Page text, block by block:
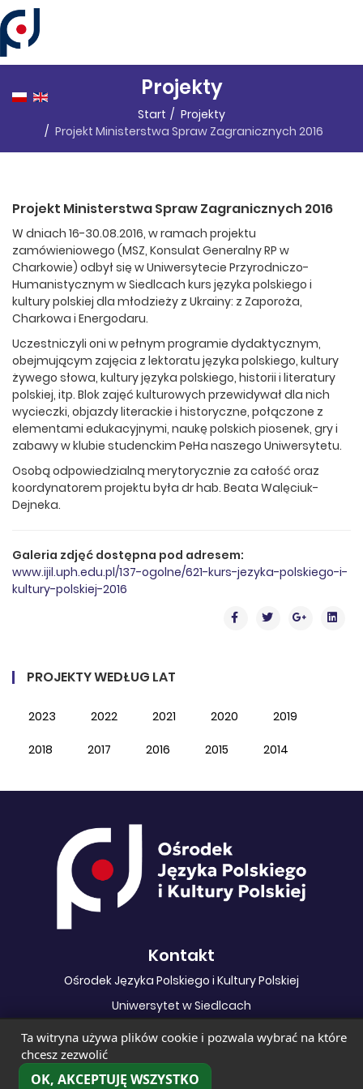
Panel zarządzania plikami cookies
Ta witryna używa plików cookie i pozwala wybrać na które
chcesz zezwolić
OK, AKCEPTUJĘ WSZYSTKO
Projekty
Start
Projekty
Projekt Ministerstwa Spraw Zagranicznych 2016
Projekt Ministerstwa Spraw Zagranicznych 2016
W dniach 16-30.08.2016, w ramach projektu
zamówieniowego (MSZ, Konsulat Generalny RP w
Charkowie) odbył się w Uniwersytecie Przyrodniczo-
Humanistycznym w Siedlcach kurs języka polskiego i
kultury polskiej dla młodzieży z Ukrainy: z Zaporoża,
Charkowa i Energodaru.
Uczestniczyli oni w pełnym programie dydaktycznym,
obejmującym zajęcia z lektoratu języka polskiego, kultury
żywego słowa, kultury języka polskiego, historii i literatury
polskiej, itp. Blok zajęć kulturowych przewidywał dla nich
wycieczki, objazdy literackie i historyczne, połączone z
elementami edukacyjnymi, naukę polskich piosenek, gry i
zabawy w klubie studenckim PeHa naszego Uniwersytetu.
Osobą odpowiedzialną merytorycznie za całość oraz
koordynatorem projektu była dr hab. Beata Walęciuk-
Dejneka.
Galeria zdjęć dostępna pod adresem:
www.ijil.uph.edu.pl/137-ogolne/621-kurs-jezyka-polskiego-i-
kultury-polskiej-2016
PROJEKTY WEDŁUG LAT
2023 2022 2021 2020 2019
2018 2017 2016 2015 2014
Kontakt
Ośrodek Języka Polskiego i Kultury Polskiej
Uniwersytet w Siedlcach
ul. 3 Maja 49, 08-110 Siedlce
facebook